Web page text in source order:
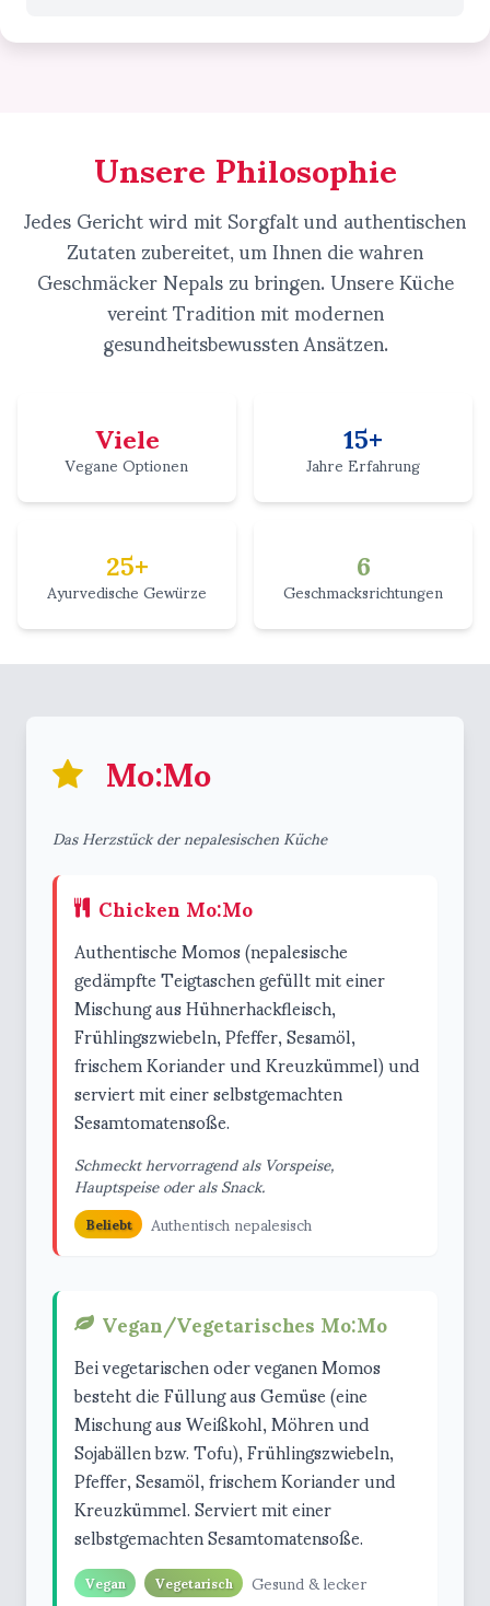
Unsere Philosophie
Jedes Gericht wird mit Sorgfalt und authentischen
Zutaten zubereitet, um Ihnen die wahren
Geschmäcker Nepals zu bringen. Unsere Küche
vereint Tradition mit modernen
gesundheitsbewussten Ansätzen.
Viele
Vegane Optionen 15+
Jahre Erfahrung
25+
Ayurvedische Gewürze 6
Geschmacksrichtungen
Mo:Mo
Das Herzstück der nepalesischen Küche
Chicken Mo:Mo
Authentische Momos (nepalesische
gedämpfte Teigtaschen gefüllt mit einer
Mischung aus Hühnerhackfleisch,
Frühlingszwiebeln, Pfeffer, Sesamöl,
frischem Koriander und Kreuzkümmel) und
serviert mit einer selbstgemachten
Sesamtomatensoße.
Schmeckt hervorragend als Vorspeise,
Hauptspeise oder als Snack.
Beliebt Authentisch nepalesisch
Vegan/Vegetarisches Mo:Mo
Bei vegetarischen oder veganen Momos
besteht die Füllung aus Gemüse (eine
Mischung aus Weißkohl, Möhren und
Sojabällen bzw. Tofu), Frühlingszwiebeln,
Pfeffer, Sesamöl, frischem Koriander und
Kreuzkümmel. Serviert mit einer
selbstgemachten Sesamtomatensoße.
Vegan Vegetarisch Gesund & lecker